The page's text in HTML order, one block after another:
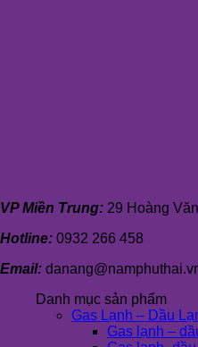
VP Miền Trung: 29 Hoàng
Hotline: 0932 266 458
Email:
Danh mục sản phẩm
Gas Lạnh – Dầu
Gas lạnh –